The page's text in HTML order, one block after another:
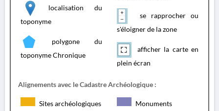
localisation du
toponyme
polygone du
toponyme Chronique
se rapprocher ou
s'éloigner de la zone
afficher la carte en
plein écran
Alignements avec le Cadastre Archéologique :
Sites archéologiques Monuments